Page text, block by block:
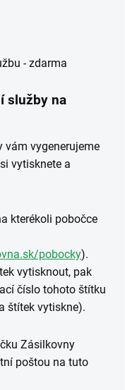
- zdarma
služby na
vám vygenerujeme
vytisknete a
kterékoli pobočce
pobocky).
vytisknout, pak
číslo tohoto štítku
štítek vytiskne).
Zásilkovny
poštou na tuto